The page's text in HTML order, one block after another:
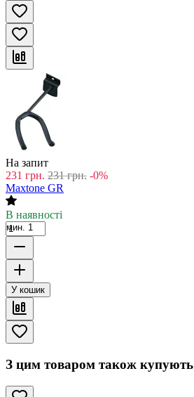
На запит
231 грн. 231 грн. -0%
Maxtone GR
В наявності
мин. 1
У кошик
З цим товаром також купують